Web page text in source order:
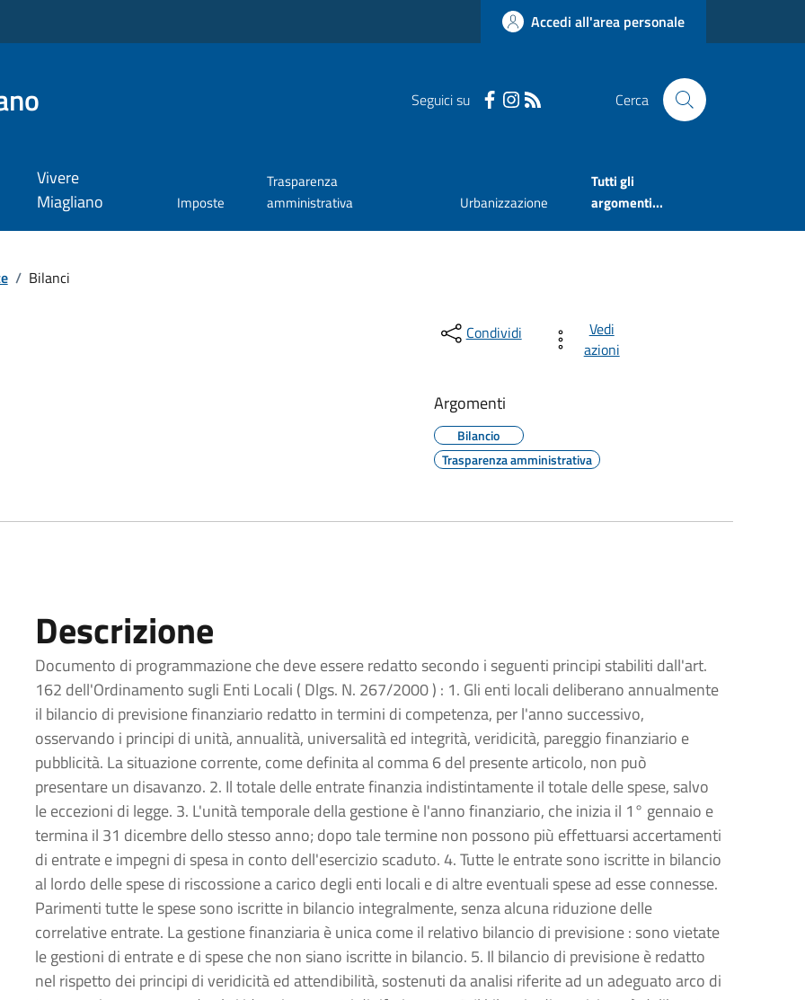
Accedi all'area personale
Seguici su Cerca
Vivere
Miagliano
Imposte
Trasparenza
amministrativa
Urbanizzazione
Tutti gli
argomenti...
/ Bilanci
Condividi
Vedi
azioni
Argomenti
Bilancio
Trasparenza amministrativa
Descrizione
Documento di programmazione che deve essere redatto secondo i seguenti principi stabiliti dall'art.
162 dell'Ordinamento sugli Enti Locali ( Dlgs. N. 267/2000 ) : 1. Gli enti locali deliberano annualmente
il bilancio di previsione finanziario redatto in termini di competenza, per l'anno successivo,
osservando i principi di unità, annualità, universalità ed integrità, veridicità, pareggio finanziario e
pubblicità. La situazione corrente, come definita al comma 6 del presente articolo, non può
presentare un disavanzo. 2. Il totale delle entrate finanzia indistintamente il totale delle spese, salvo
le eccezioni di legge. 3. L'unità temporale della gestione è l'anno finanziario, che inizia il 1° gennaio e
termina il 31 dicembre dello stesso anno; dopo tale termine non possono più effettuarsi accertamenti
di entrate e impegni di spesa in conto dell'esercizio scaduto. 4. Tutte le entrate sono iscritte in bilancio
al lordo delle spese di riscossione a carico degli enti locali e di altre eventuali spese ad esse connesse.
Parimenti tutte le spese sono iscritte in bilancio integralmente, senza alcuna riduzione delle
correlative entrate. La gestione finanziaria è unica come il relativo bilancio di previsione : sono vietate
le gestioni di entrate e di spese che non siano iscritte in bilancio. 5. Il bilancio di previsione è redatto
nel rispetto dei principi di veridicità ed attendibilità, sostenuti da analisi riferite ad un adeguato arco di